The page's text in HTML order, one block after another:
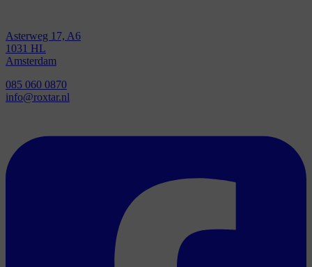
Asterweg 17, A6
1031 HL
Amsterdam
085 060 0870
info@roxtar.nl